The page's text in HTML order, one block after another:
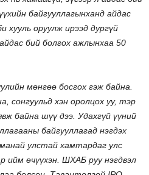
байгууллагынханд айдас
хууль оруулж ирээд дургүй
бий болгох ажлынхаа 50
мөнгөө босгох гэж байна.
сонгуульд хэн оролцох уу, тэр
байна шүү дээ. Удахгүй үүний
байгууллагад нэгдэх
улстай хамтардаг улс
ийм өчүүхэн. ШХАБ руу нэгдвэл